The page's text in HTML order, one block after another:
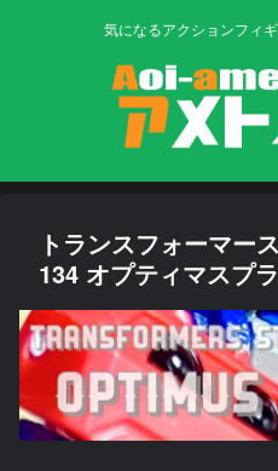
気になるアクションフィ
トランスフォーマー
134 オプティマスプ